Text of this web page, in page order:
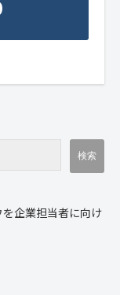
企業担当者に向け